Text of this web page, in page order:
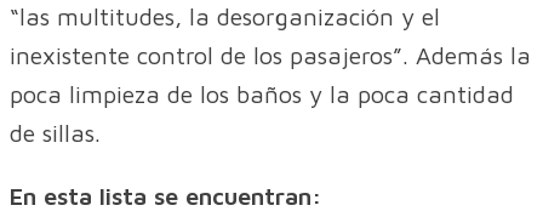
“las multitudes, la desorganización y el
inexistente control de los pasajeros”. Además la
poca limpieza de los baños y la poca cantidad
de sillas.
En esta lista se encuentran: